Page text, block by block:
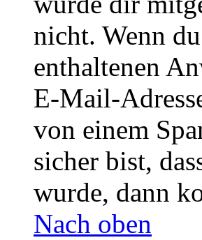
nicht. Wenn
enthaltenen
E-Mail-
von einem
sicher bist,
wurde, dann
Nach oben